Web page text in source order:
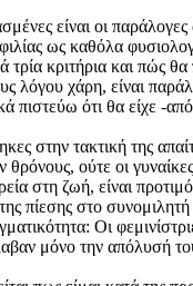
είναι οι
ως καθόλα
τρία κριτήρια και πώς
λόγου χάρη, είναι
πιστεύω ότι θα είχε -
στην τακτική της
θρόνους, ούτε οι
στη ζωή, είναι
πίεσης στο
Οι
μόνο την απόλυσή